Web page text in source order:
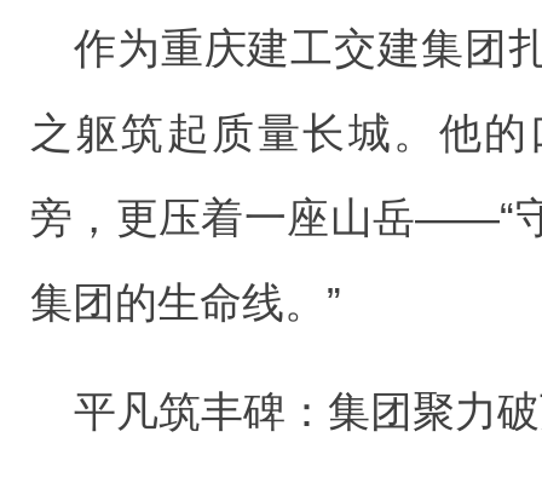
作为重庆建工交建集团
之躯筑起质量长城。他
旁，更压着一座山岳——“
集团的生命线。”
平凡筑丰碑：集团聚力